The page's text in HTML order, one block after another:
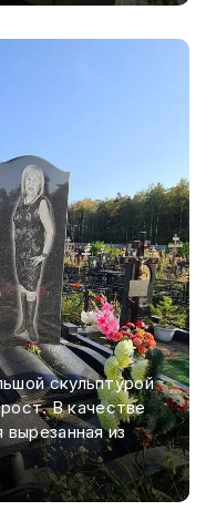
скульптурой
В качестве
из